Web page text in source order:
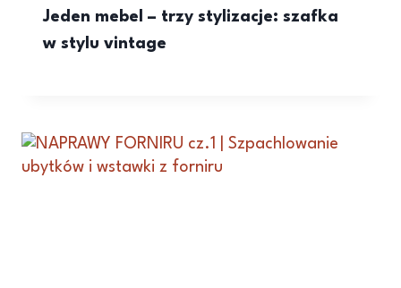
Jeden mebel – trzy stylizacje: szafka
w stylu vintage